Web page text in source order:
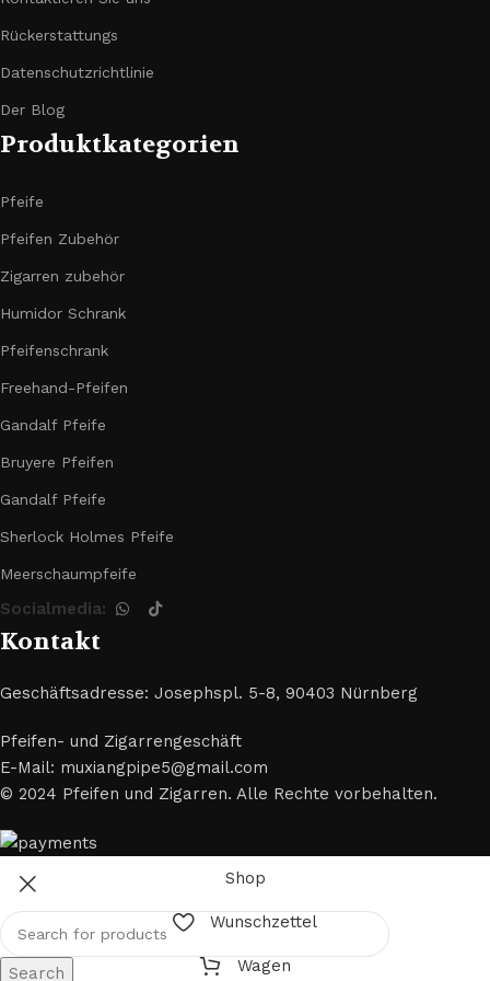
Rückerstattungs
Datenschutzrichtlinie
Der Blog
Produktkategorien
Pfeife
Pfeifen Zubehör
Zigarren zubehör
Humidor Schrank
Pfeifenschrank
Freehand-Pfeifen
Gandalf Pfeife
Bruyere Pfeifen
Gandalf Pfeife
Sherlock Holmes Pfeife
Meerschaumpfeife
Socialmedia:
Kontakt
Geschäftsadresse: Josephspl. 5-8, 90403 Nürnberg
Pfeifen- und Zigarrengeschäft
E-Mail: muxiangpipe5@gmail.com
© 2024 Pfeifen und Zigarren. Alle Rechte vorbehalten.
Search
Shop
Wunschzettel
Wagen